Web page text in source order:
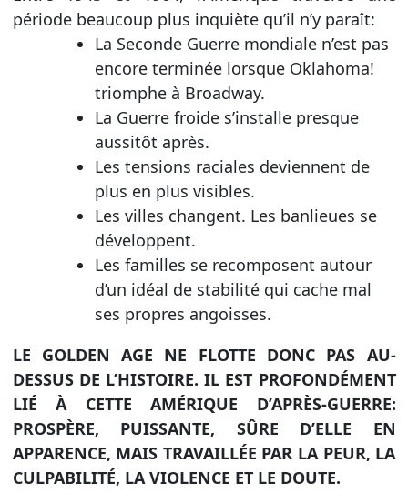
période beaucoup plus inquiète qu’il n’y paraît:
La Seconde Guerre mondiale n’est pas
encore terminée lorsque Oklahoma!
triomphe à Broadway.
La Guerre froide s’installe presque
aussitôt après.
Les tensions raciales deviennent de
plus en plus visibles.
Les villes changent. Les banlieues se
développent.
Les familles se recomposent autour
d’un idéal de stabilité qui cache mal
ses propres angoisses.
LE GOLDEN AGE NE FLOTTE DONC PAS AU-
DESSUS DE L’HISTOIRE. IL EST PROFONDÉMENT
LIÉ À CETTE AMÉRIQUE D’APRÈS-GUERRE:
PROSPÈRE, PUISSANTE, SÛRE D’ELLE EN
APPARENCE, MAIS TRAVAILLÉE PAR LA PEUR, LA
CULPABILITÉ, LA VIOLENCE ET LE DOUTE.